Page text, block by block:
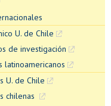
U. de Chile
de investigación
latinoamericanos
U. de Chile
chilenas